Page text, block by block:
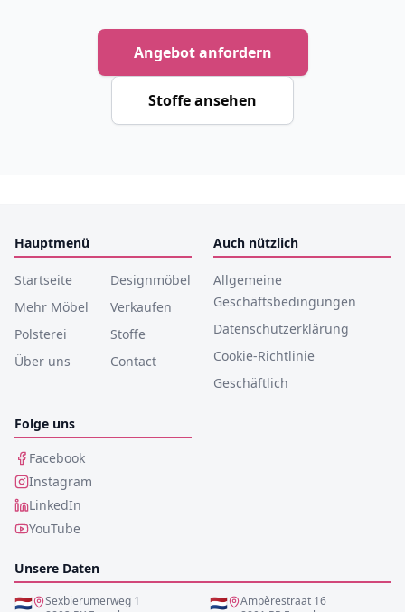
Angebot anfordern
Stoffe ansehen
Hauptmenü
Startseite
Designmöbel
Mehr Möbel
Verkaufen
Polsterei
Stoffe
Über uns
Contact
Auch nützlich
Allgemeine
Geschäftsbedingungen
Datenschutzerklärung
Cookie-Richtlinie
Geschäftlich
Folge uns
Facebook
Instagram
LinkedIn
YouTube
Unsere Daten
🇳🇱
Sexbierumerweg 1
🇳🇱
Ampèrestraat 16